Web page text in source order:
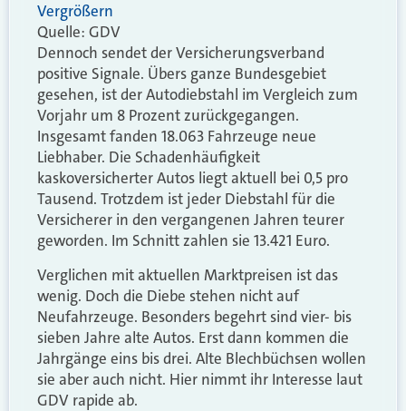
Vergrößern
Quelle: GDV
Dennoch sendet der Versicherungsverband
positive Signale. Übers ganze Bundesgebiet
gesehen, ist der Autodiebstahl im Vergleich zum
Vorjahr um 8 Prozent zurückgegangen.
Insgesamt fanden 18.063 Fahrzeuge neue
Liebhaber. Die Schadenhäufigkeit
kaskoversicherter Autos liegt aktuell bei 0,5 pro
Tausend. Trotzdem ist jeder Diebstahl für die
Versicherer in den vergangenen Jahren teurer
geworden. Im Schnitt zahlen sie 13.421 Euro.
Verglichen mit aktuellen Marktpreisen ist das
wenig. Doch die Diebe stehen nicht auf
Neufahrzeuge. Besonders begehrt sind vier- bis
sieben Jahre alte Autos. Erst dann kommen die
Jahrgänge eins bis drei. Alte Blechbüchsen wollen
sie aber auch nicht. Hier nimmt ihr Interesse laut
GDV rapide ab.